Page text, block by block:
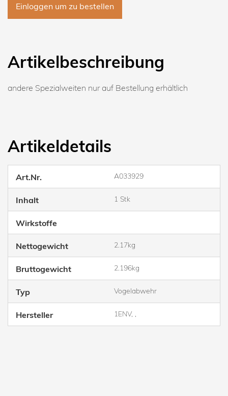
Einloggen um zu bestellen
Artikelbeschreibung
andere Spezialweiten nur auf Bestellung erhältlich
Artikeldetails
Art.Nr. A033929
Inhalt 1 Stk
Wirkstoffe
Nettogewicht 2.17kg
Bruttogewicht 2.196kg
Typ Vogelabwehr
Hersteller 1ENV, ,